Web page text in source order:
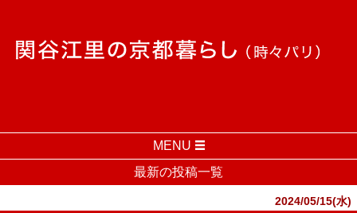
MENU
最新の投稿一覧
2024/05/15(水)